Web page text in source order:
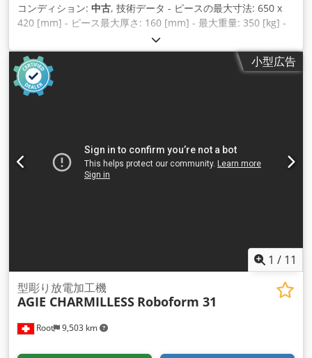
コンディション: 中古, 技術データ - ピースの最大寸法: 650 x
420 [mm] - ピース最大厚さ: 160 [mm] - 最大重量: 350 [kg] -
ストローク（X、Y、Z）：320 x 220 x 180 [mm] - テーブル移
動速度: 900 [mm/分} - ワイヤ送り速度: 0 - 10 [m/分]
Chedpsuhcbcofx Acmsa - ワイヤー張力: 80～2500 [gr] - ワイ
ヤーガイド: Ø 0.25 [mm] - 容器容量: 260 [l] - 寸法: 3 200 x 2
200 x 2 000 [mm] - 重量: 1,900 [kg] アクセサリー - CNC
小型広告
1 / 11
Root 9,503 km
型彫り放電加工機
AGIE CHARMILLESS Roboform 31